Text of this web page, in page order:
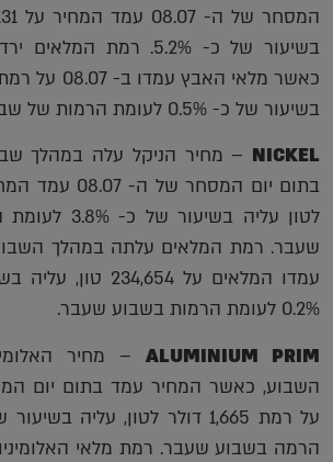
בשיעור של כ- 5.2%. רמת
בשיעור של כ- 0.5% לעומת הרמות של שבוע שעבר.
NICKEL – מחיר הניקל עלה במהלך
לטון עליה
עמדו המלאים על
0.2% לעומת הרמות בשבוע שעבר.
ALUMINIUM PRIM – מחיר
הרמה בשבוע שעבר. רמת מלאי